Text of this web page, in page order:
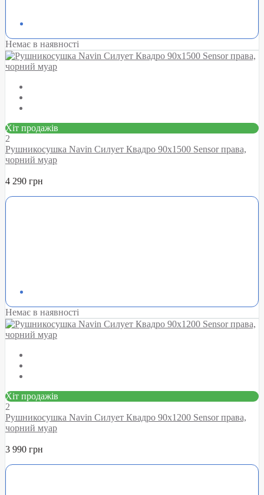
Немає в наявності
Хіт продажів
2
Рушникосушка Navin Силует Квадро 90х1500 Sensor права,
чорний муар
4 290 грн
Немає в наявності
Хіт продажів
2
Рушникосушка Navin Силует Квадро 90х1200 Sensor права,
чорний муар
3 990 грн